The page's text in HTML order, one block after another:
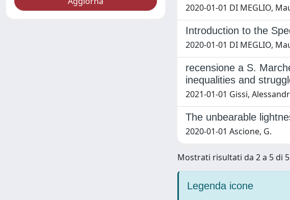
2020-01-01 DI MEGLIO,
Introduction to the
2020-01-01 DI MEGLIO,
recensione a S.
inequalities and
2021-01-01 Gissi,
The unbearable
2020-01-01 Ascione, G.
Mostrati risultati da 2 a 5 di 5
Legenda icone